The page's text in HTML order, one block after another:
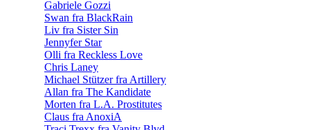
Gabriele Gozzi
Swan fra BlackRain
Liv fra Sister Sin
Jennyfer Star
Olli fra Reckless Love
Chris Laney
Michael Stützer fra Artillery
Allan fra The Kandidate
Morten fra L.A. Prostitutes
Claus fra AnoxiA